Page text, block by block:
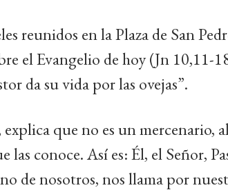
reunidos en la Plaza de San
el Evangelio de hoy (Jn 10,11-
da su vida por las ovejas”.
explica que no es un mercenario,
las conoce. Así es: Él, el Señor,
de nosotros, nos llama por